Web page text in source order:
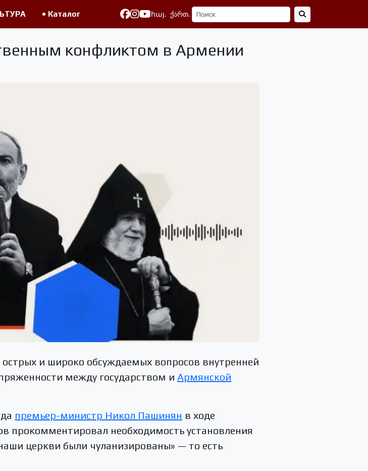
• Каталог հայ. ქართ.
конфликтом в Армении
и широко обсуждаемых вопросов внутренней
между государством иАрмянской
премьер-министр Никол Пашинян в ходе
прокомментировал необходимость установления
церкви были чуланизированы» — то есть